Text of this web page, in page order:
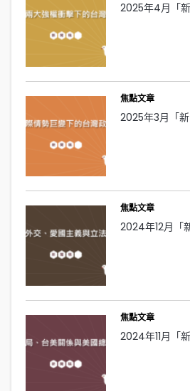
2025年4月「新
焦點文章
2025年3月「新
焦點文章
2024年12月「
焦點文章
2024年11月「新